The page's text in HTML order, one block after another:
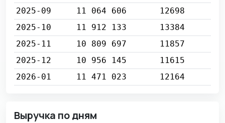
2025-09
11 064 606
12698
2025-10
11 912 133
13384
2025-11
10 809 697
11857
2025-12
10 956 145
11615
2026-01
11 471 023 12164
Выручка по дням